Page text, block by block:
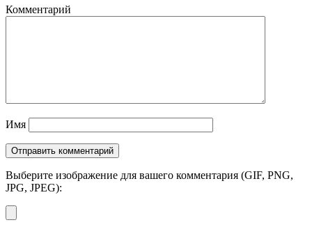
Комментарий
Имя
Выберите изображение для вашего комментария (GIF, PNG,
JPG, JPEG):